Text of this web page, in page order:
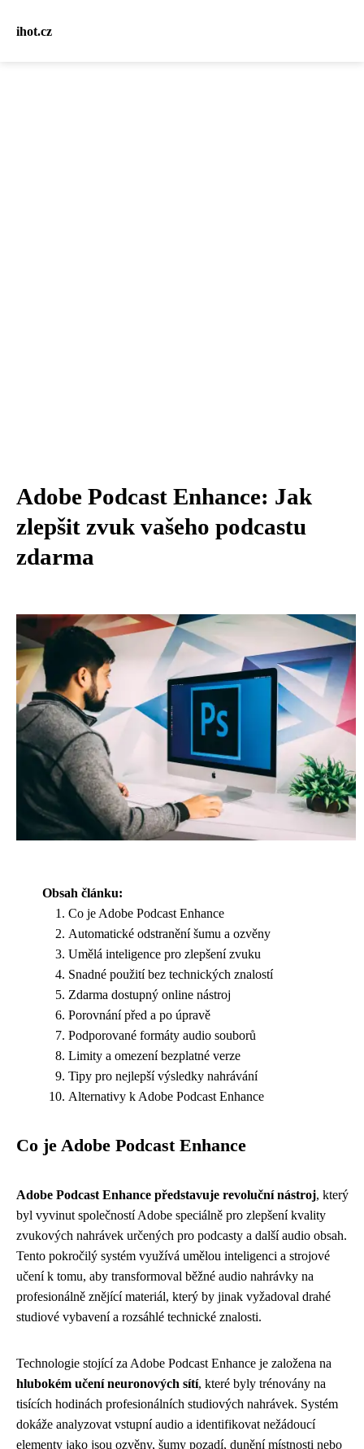
ihot.cz
Adobe Podcast Enhance: Jak
zlepšit zvuk vašeho podcastu
zdarma
Obsah článku:
Co je Adobe Podcast Enhance
Automatické odstranění šumu a ozvěny
Umělá inteligence pro zlepšení zvuku
Snadné použití bez technických znalostí
Zdarma dostupný online nástroj
Porovnání před a po úpravě
Podporované formáty audio souborů
Limity a omezení bezplatné verze
Tipy pro nejlepší výsledky nahrávání
Alternativy k Adobe Podcast Enhance
Co je Adobe Podcast Enhance
Adobe Podcast Enhance představuje revoluční nástroj, který
byl vyvinut společností Adobe speciálně pro zlepšení kvality
zvukových nahrávek určených pro podcasty a další audio obsah.
Tento pokročilý systém využívá umělou inteligenci a strojové
učení k tomu, aby transformoval běžné audio nahrávky na
profesionálně znějící materiál, který by jinak vyžadoval drahé
studiové vybavení a rozsáhlé technické znalosti.
Technologie stojící za Adobe Podcast Enhance je založena na
hlubokém učení neuronových sítí, které byly trénovány na
tisících hodinách profesionálních studiových nahrávek. Systém
dokáže analyzovat vstupní audio a identifikovat nežádoucí
elementy jako jsou ozvěny, šumy pozadí, dunění místnosti nebo